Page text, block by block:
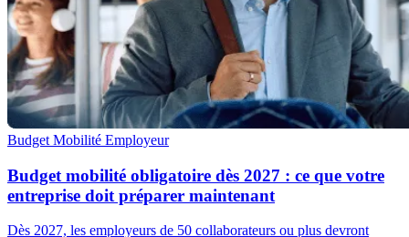
Budget Mobilité Employeur
Budget mobilité obligatoire dès 2027 : ce que votre
entreprise doit préparer maintenant
Dès 2027, les employeurs de 50 collaborateurs ou plus devront